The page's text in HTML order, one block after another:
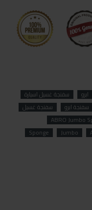
ابرو
سفنجة غسيل اسيارة
سفنجة ابرو
سفنجة غسيل
ABRO Jumbo
Jumbo
Sponge